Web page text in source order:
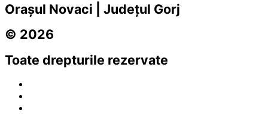
Orașul Novaci | Județul Gorj
© 2026
Toate drepturile rezervate